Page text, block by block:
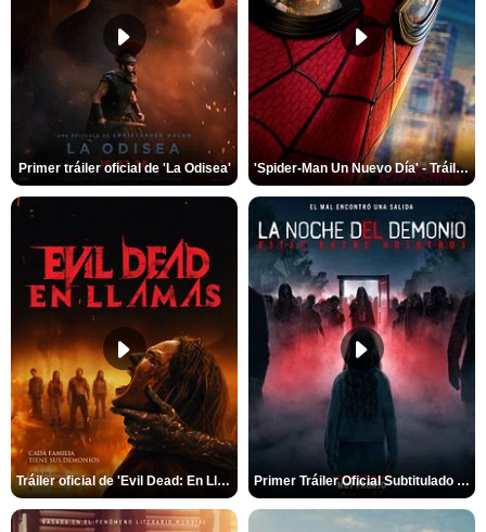
Primer tráiler oficial de 'La Odisea' 'Spider-Man Un Nuevo Día' - Tráiler oficial subtitulado
Tráiler oficial de 'Evil Dead: En Llamas' Primer Tráiler Oficial Subtitulado de 'La Noche Del Demonio: Están Entre Nosotros'